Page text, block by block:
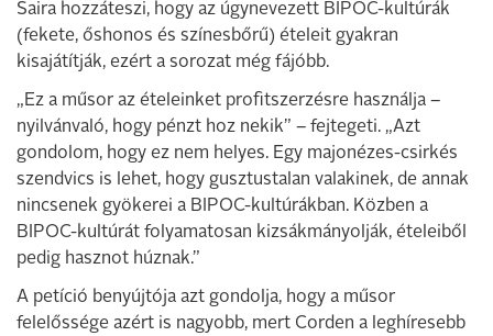
Saira hozzáteszi, hogy az úgynevezett BIPOC-kultúrák
(fekete, őshonos és színesbőrű) ételeit gyakran
kisajátítják, ezért a sorozat még fájóbb.
„Ez a műsor az ételeinket profitszerzésre használja –
nyilvánvaló, hogy pénzt hoz nekik” – fejtegeti. „Azt
gondolom, hogy ez nem helyes. Egy majonézes-csirkés
szendvics is lehet, hogy gusztustalan valakinek, de annak
nincsenek gyökerei a BIPOC-kultúrákban. Közben a
BIPOC-kultúrát folyamatosan kizsákmányolják, ételeiből
pedig hasznot húznak.”
A petíció benyújtója azt gondolja, hogy a műsor
felelőssége azért is nagyobb, mert Corden a leghíresebb